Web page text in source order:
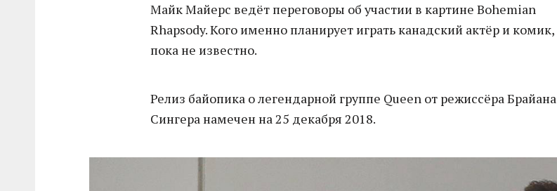
Майк Майерс ведёт переговоры об участии в картине Bohemian
Rhapsody. Кого именно планирует играть канадский актёр и комик,
пока не известно.
Релиз байопика о легендарной группе Queen от режиссёра Брайана
Сингера намечен на 25 декабря 2018.